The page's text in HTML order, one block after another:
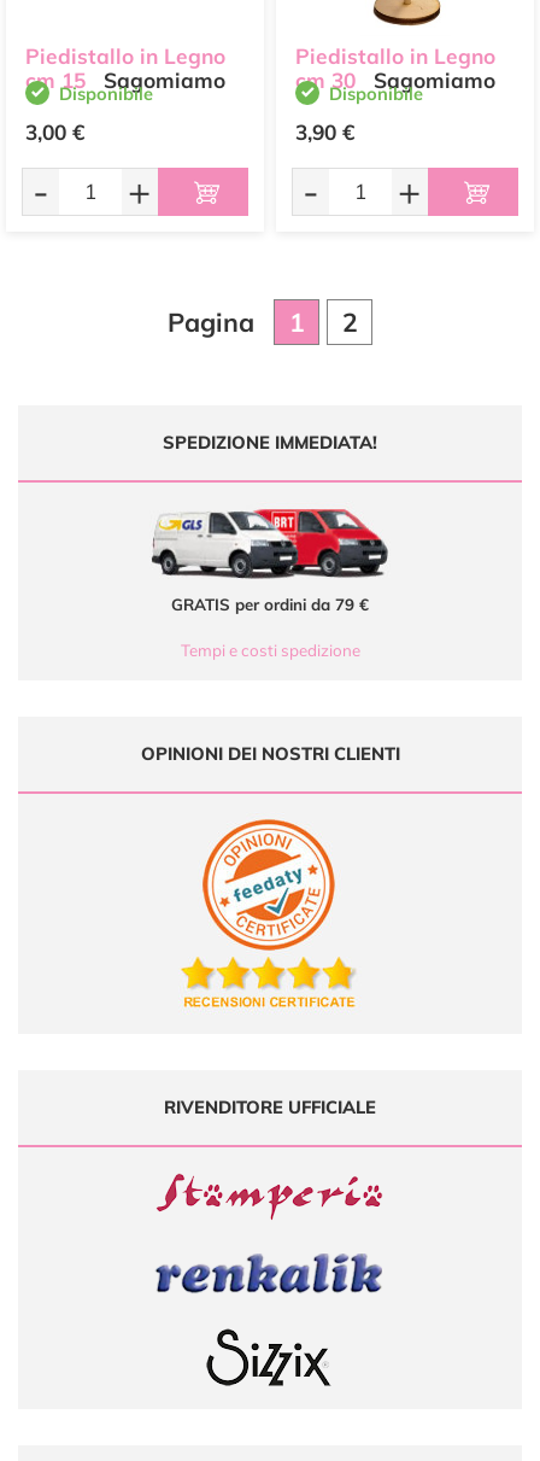
Piedistallo in Legno
cm 15
Sagomiamo
Disponibile
3,00 €
- +
Piedistallo in Legno
cm 30
Sagomiamo
Disponibile
3,90 €
- +
Pagina 1 2
SPEDIZIONE IMMEDIATA!
GRATIS per ordini da 79 €
Tempi e costi spedizione
OPINIONI DEI NOSTRI CLIENTI
RIVENDITORE UFFICIALE